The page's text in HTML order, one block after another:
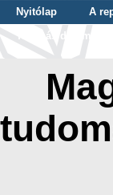
Nyitólap A
Tallózás dátum